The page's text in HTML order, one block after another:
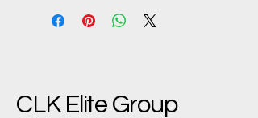
CLK Elite Group